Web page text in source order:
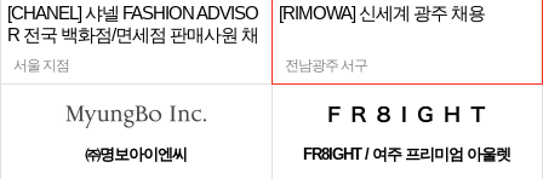
[CHANEL] 샤넬 FASHION ADVISO
R 전국 백화점/면세점 판매사원 채
용
서울 지점
[RIMOWA] 신세계 광주 채용
전남광주 서구
㈜명보아이엔씨 FR8IGHT / 여주 프리미엄 아울렛